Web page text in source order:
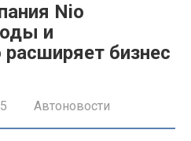
Nio
и
бизнес
Автоновости